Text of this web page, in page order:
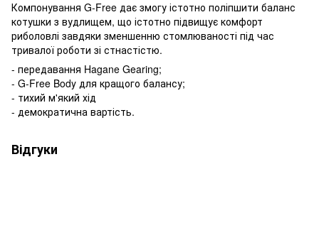
Компонування G-Free дає змогу істотно поліпшити баланс
котушки з вудлищем, що істотно підвищує комфорт
риболовлі завдяки зменшенню стомлюваності під час
тривалої роботи зі стнастістю.
- передавання Hagane Gearing;
- G-Free Body для кращого балансу;
- тихий м'який хід
- демократична вартість.
Відгуки